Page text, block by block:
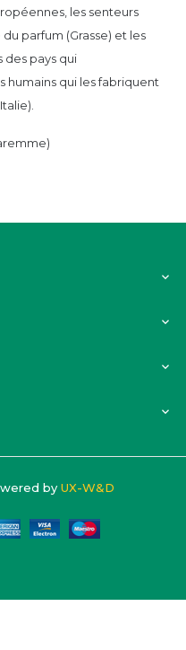
les senteurs
parfum (Grasse) et les
des pays qui
humains qui les fabriquent




by UX-W&D